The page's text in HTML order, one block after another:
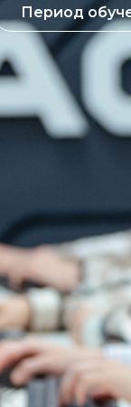
Период